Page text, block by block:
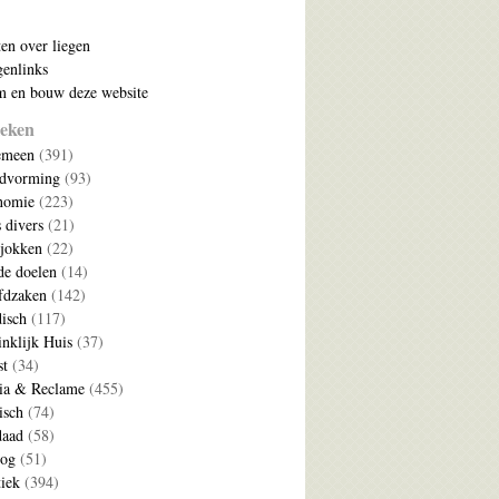
over liegen
en bouw deze website
(391)
(93)
(223)
divers(21)
(22)
doelen(14)
(142)
(117)
Huis(37)
(34)
& Reclame(455)
(74)
(58)
(51)
(394)